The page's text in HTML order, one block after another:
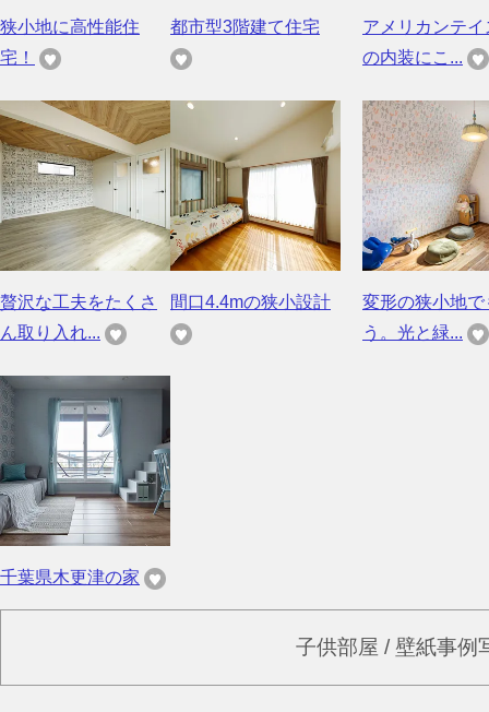
狭小地に高性能住
宅！
都市型3階建て住宅
アメリカンテイ
の内装にこ...
贅沢な工夫をたくさ
ん取り入れ...
間口4.4mの狭小設計
変形の狭小地で
う。光と緑...
千葉県木更津の家
子供部屋 / 壁紙事例